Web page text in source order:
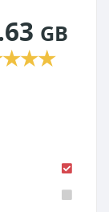
GB
★★★